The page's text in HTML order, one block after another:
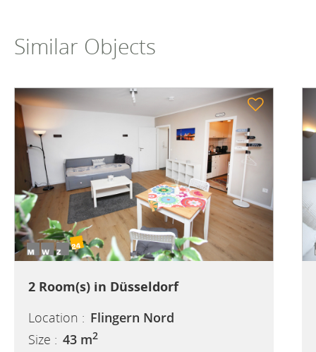
Similar Objects
2 Room(s) in Düsseldorf
Location : Flingern Nord
Size : 43 m2